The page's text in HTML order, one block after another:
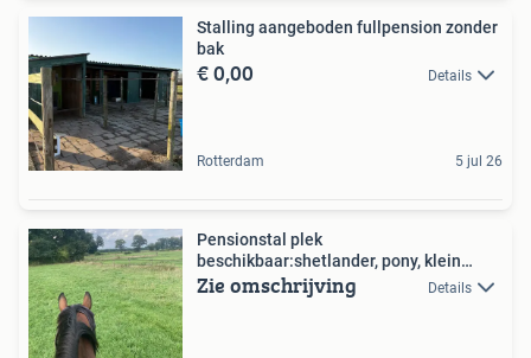
Stalling aangeboden fullpension zonder
bak
€ 0,00 Details
Rotterdam 5 jul 26
Pensionstal plek
beschikbaar:shetlander, pony, klein
paard
Zie omschrijving Details